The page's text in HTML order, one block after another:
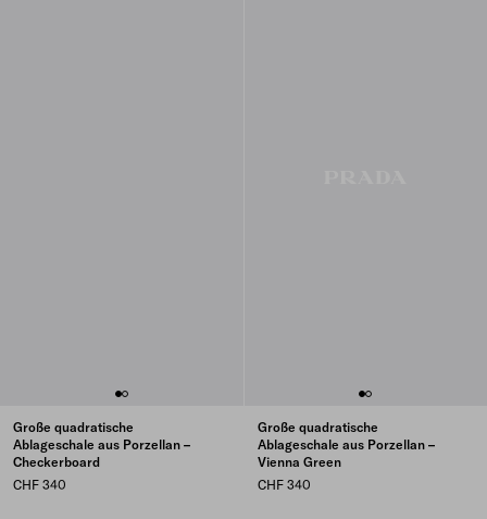
Große quadratische
Ablageschale aus Porzellan –
Checkerboard
CHF 340
Große quadratische
Ablageschale aus Porzellan –
Vienna Green
CHF 340